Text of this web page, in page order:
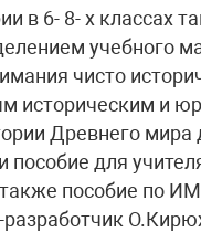
в 6- 8- х классах
учебного
чисто
историческим и
Древнего мира
пособие для
пособие по
разработчик